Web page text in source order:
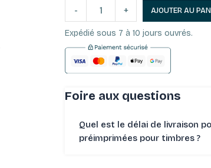
- + AJOUTER AU
Expédié sous 7 à 10 jours ouvrés.
Foire aux questions
Quel est le délai de livraison
préimprimées pour timbres ⁠?